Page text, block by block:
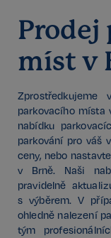
Prodej
míst v
Zprostředkujeme
parkovacího místa
nabídku
parkování pro váš
ceny, nebo
v Brně. Naši
pravidelně
s výběrem. V
ohledně nalezení
tým